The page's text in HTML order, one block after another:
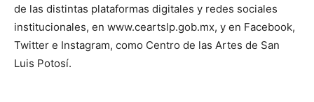
de las distintas plataformas digitales y redes sociales
institucionales, en www.ceartslp.gob.mx, y en Facebook,
Twitter e Instagram, como Centro de las Artes de San
Luis Potosí.